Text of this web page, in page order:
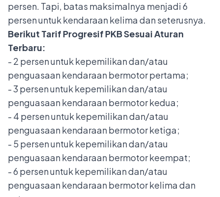
persen. Tapi, batas maksimalnya menjadi 6
persen untuk kendaraan kelima dan seterusnya.
Berikut Tarif Progresif PKB Sesuai Aturan
Terbaru:
- 2 persen untuk kepemilikan dan/atau
penguasaan kendaraan bermotor pertama;
- 3 persen untuk kepemilikan dan/atau
penguasaan kendaraan bermotor kedua;
- 4 persen untuk kepemilikan dan/atau
penguasaan kendaraan bermotor ketiga;
- 5 persen untuk kepemilikan dan/atau
penguasaan kendaraan bermotor keempat;
- 6 persen untuk kepemilikan dan/atau
penguasaan kendaraan bermotor kelima dan